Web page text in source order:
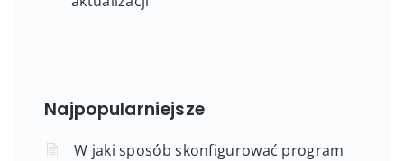
Najpopularniejsze
W jaki sposób skonfigurować program